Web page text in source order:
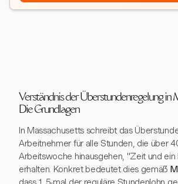
Verständnis der Überstundenregelung in
Die Grundlagen
In Massachusetts schreibt das
Arbeitnehmer für alle Stunden, die über
Arbeitswoche hinausgehen, "Zeit und ein
erhalten. Konkret bedeutet dies gemäß